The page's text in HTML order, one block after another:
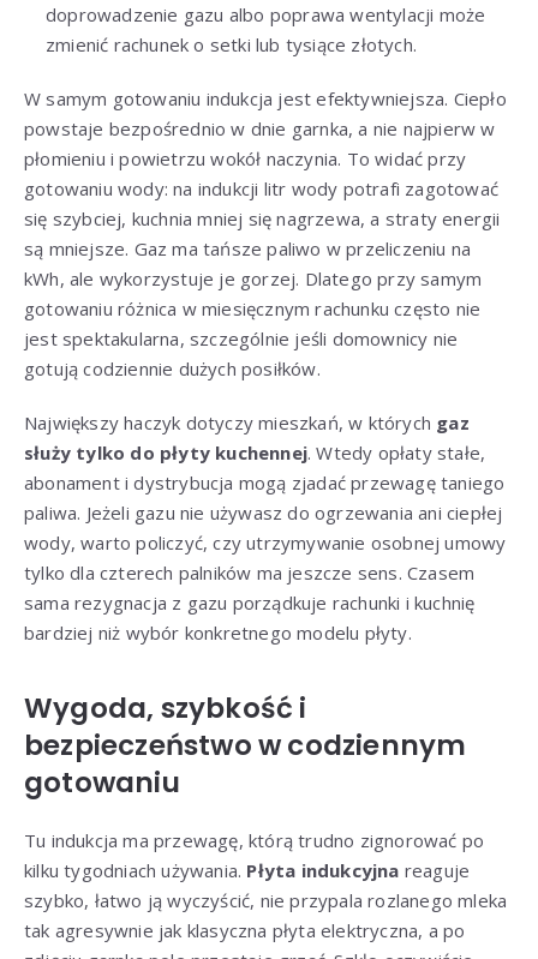
doprowadzenie gazu albo poprawa wentylacji może
zmienić rachunek o setki lub tysiące złotych.
W samym gotowaniu indukcja jest efektywniejsza. Ciepło
powstaje bezpośrednio w dnie garnka, a nie najpierw w
płomieniu i powietrzu wokół naczynia. To widać przy
gotowaniu wody: na indukcji litr wody potrafi zagotować
się szybciej, kuchnia mniej się nagrzewa, a straty energii
są mniejsze. Gaz ma tańsze paliwo w przeliczeniu na
kWh, ale wykorzystuje je gorzej. Dlatego przy samym
gotowaniu różnica w miesięcznym rachunku często nie
jest spektakularna, szczególnie jeśli domownicy nie
gotują codziennie dużych posiłków.
Największy haczyk dotyczy mieszkań, w których gaz
służy tylko do płyty kuchennej. Wtedy opłaty stałe,
abonament i dystrybucja mogą zjadać przewagę taniego
paliwa. Jeżeli gazu nie używasz do ogrzewania ani ciepłej
wody, warto policzyć, czy utrzymywanie osobnej umowy
tylko dla czterech palników ma jeszcze sens. Czasem
sama rezygnacja z gazu porządkuje rachunki i kuchnię
bardziej niż wybór konkretnego modelu płyty.
Wygoda, szybkość i
bezpieczeństwo w codziennym
gotowaniu
Tu indukcja ma przewagę, którą trudno zignorować po
kilku tygodniach używania. Płyta indukcyjna reaguje
szybko, łatwo ją wyczyścić, nie przypala rozlanego mleka
tak agresywnie jak klasyczna płyta elektryczna, a po